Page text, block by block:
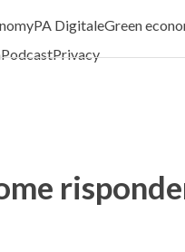
PA DigitaleGreen
PodcastPrivacy